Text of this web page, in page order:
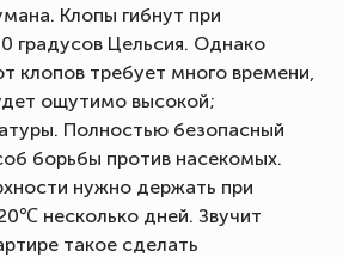
Клопы гибнут при
градусов Цельсия. Однако
клопов требует много времени,
ощутимо высокой;
Полностью безопасный
борьбы против насекомых.
нужно держать при
несколько дней. Звучит
такое сделать